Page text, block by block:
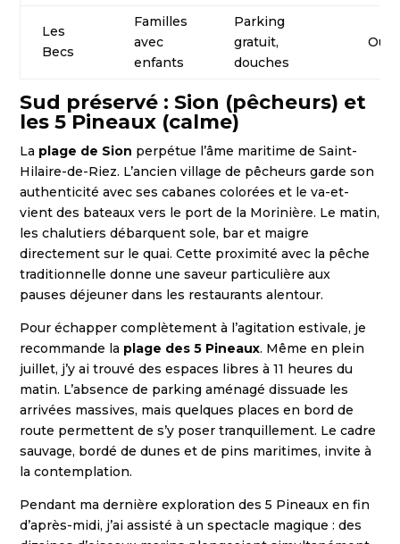
Les
Becs
Familles
avec
enfants
Parking
gratuit,
douches
Oui
Sud préservé : Sion (pêcheurs) et
les 5 Pineaux (calme)
La plage de Sion perpétue l’âme maritime de Saint-
Hilaire-de-Riez. L’ancien village de pêcheurs garde son
authenticité avec ses cabanes colorées et le va-et-
vient des bateaux vers le port de la Morinière. Le matin,
les chalutiers débarquent sole, bar et maigre
directement sur le quai. Cette proximité avec la pêche
traditionnelle donne une saveur particulière aux
pauses déjeuner dans les restaurants alentour.
Pour échapper complètement à l’agitation estivale, je
recommande la plage des 5 Pineaux. Même en plein
juillet, j’y ai trouvé des espaces libres à 11 heures du
matin. L’absence de parking aménagé dissuade les
arrivées massives, mais quelques places en bord de
route permettent de s’y poser tranquillement. Le cadre
sauvage, bordé de dunes et de pins maritimes, invite à
la contemplation.
Pendant ma dernière exploration des 5 Pineaux en fin
d’après-midi, j’ai assisté à un spectacle magique : des